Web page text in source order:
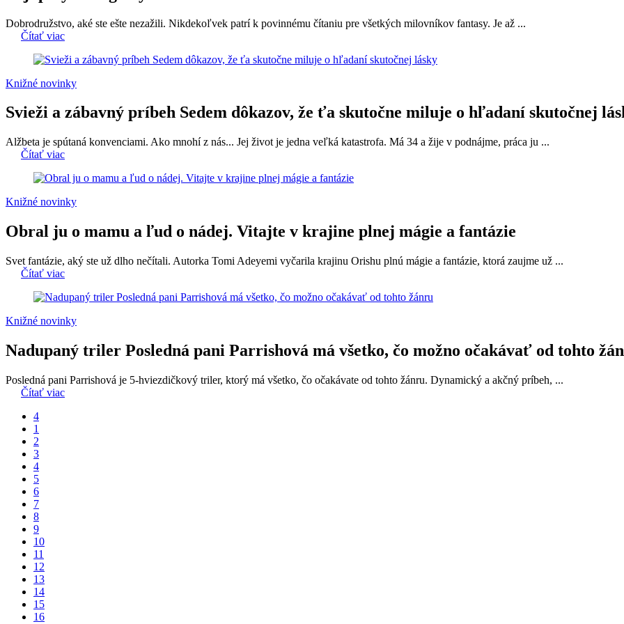
Dobrodružstvo, aké ste ešte nezažili. Nikdekoľvek patrí k povinnému čítaniu pre všetkých milovníkov fantasy. Je až ...
Čítať viac
Knižné novinky
Svieži a zábavný príbeh Sedem dôkazov, že ťa skutočne miluje o hľadaní skutočnej
Alžbeta je spútaná konvenciami. Ako mnohí z nás... Jej život je jedna veľká katastrofa. Má 34 a žije v podnájme, práca ju ...
Čítať viac
Knižné novinky
Obral ju o mamu a ľud o nádej. Vitajte v krajine plnej mágie a fantázie
Svet fantázie, aký ste už dlho nečítali. Autorka Tomi Adeyemi vyčarila krajinu Orishu plnú mágie a fantázie, ktorá zaujme už ...
Čítať viac
Knižné novinky
Nadupaný triler Posledná pani Parrishová má všetko, čo možno očakávať od tohto
Posledná pani Parrishová je 5-hviezdičkový triler, ktorý má všetko, čo očakávate od tohto žánru. Dynamický a akčný príbeh, ...
Čítať viac
4
1
2
3
4
5
6
7
8
9
10
11
12
13
14
15
16